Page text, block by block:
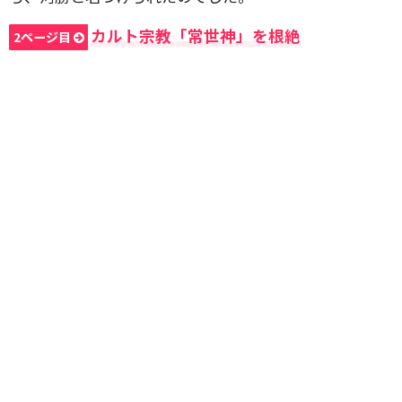
2ページ目 カルト宗教「常世神」を根絶